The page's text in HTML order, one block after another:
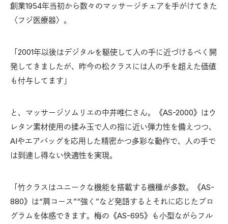
創業1954年当初から数々のマッサージチェアを手がけてきた
〈フジ医療器〉。
「2001年以後はデジタルを駆使して人の手に近づけるべく開
発してきましたが、昨今の松クラスには人の手を超えた価値
も付与してます」
と、マッサージソムリエの中井唯仁さん。《AS-2000》はウ
レタン素材使用の揉み玉で人の指に近い弾力性を備えつつ、
AIやエアバッグを応用した精密かつ多彩な動作で、人の手で
は到達し得ない快適性を実現。
「竹クラスはユニークな機能を搭載する機種が多数。《AS-
880》は“肩コース”“強く”など発語するとそれに応じたプロ
グラムを体感できます。梅の《AS-695》も小型ながらフル